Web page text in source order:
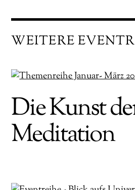
WEITERE
Die Kunst
Meditation